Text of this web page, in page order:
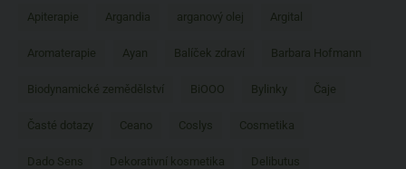
Apiterapie Argandia arganový olej Argital
Aromaterapie Ayan Balíček zdraví Barbara Hofmann
Biodynamické zemědělství BiOOO Bylinky Čaje
Časté dotazy Ceano Coslys Cosmetika
Dado Sens Dekorativní kosmetika Delibutus